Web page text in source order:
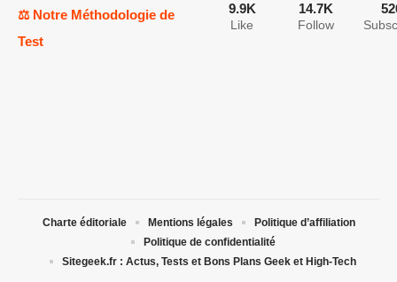
⚖️ Notre Méthodologie de
Test
9.9K
Like
14.7K
Follow
Charte éditoriale Mentions légales
Politique d’affiliation
Politique de confidentialité
Sitegeek.fr : Actus, Tests et Bons Plans Geek et High-Tech